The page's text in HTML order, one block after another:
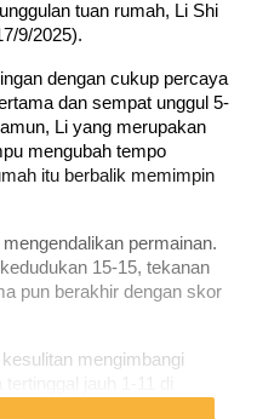
tuan rumah, Li Shi
9/2025).
dengan cukup percaya
dan sempat unggul 5-
Li yang merupakan
mengubah tempo
itu berbalik memimpin
permainan.
15-15, tekanan
pun berakhir dengan skor
mengimbangi